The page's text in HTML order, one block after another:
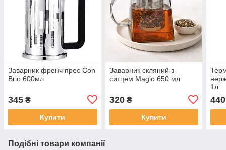
Заварник френч прес Con
Brio 600мл
345 ₴
Купити
Заварник скляний з
ситцем Magio 650 мл
320₴
Купити
1л
440
Подібні товари компанії